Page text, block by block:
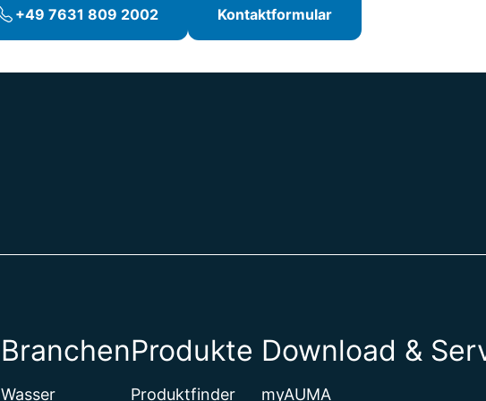
+49 7631 809 2002 Kontaktformular
Branchen
Wasser
Produkte
Produktfinder
Download &
myAUMA